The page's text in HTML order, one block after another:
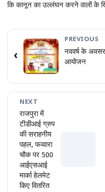
कि कानून का उल्लंघन करने वालों के
‹
PREVIOUS
नववर्ष के
आयोजन
NEXT
राजपुरा में
टीडीआई ग्रुप
की सराहनीय
पहल, फव्वारा
चौक पर 500
आईएसआई
मार्का हेलमेट
किए वितरित